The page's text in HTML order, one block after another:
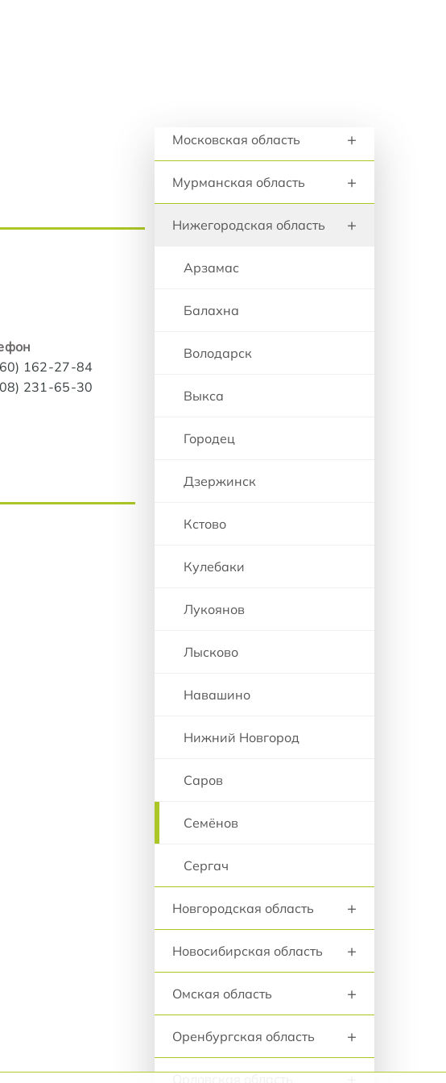
162-27-84
231-65-30
Регионы и города
Московская область +
Мурманская область +
Нижегородская область +
Арзамас
Балахна
Володарск
Выкса
Городец
Дзержинск
Кстово
Кулебаки
Лукоянов
Лысково
Навашино
Нижний Новгород
Саров
Семёнов
Сергач
Новгородская область +
Новосибирская область +
Омская область +
Оренбургская область +
+